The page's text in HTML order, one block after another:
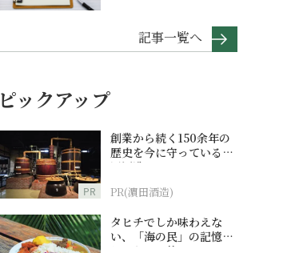
記事一覧へ
ピックアップ
PR
創業から続く150余年の
歴史を今に守っている濵
田酒造
PR(濵田酒造)
タヒチでしか味わえな
い、「海の民」の記憶へ